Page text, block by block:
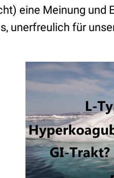
eine Meinung und
unerfreulich für